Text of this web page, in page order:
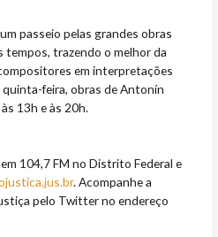
passeio pelas grandes obras
trazendo o melhor da
em interpretações
feira, obras de Antonín
13h e às 20h.
104,7 FM no Distrito Federal e
. Acompanhe a
pelo Twitter no endereço